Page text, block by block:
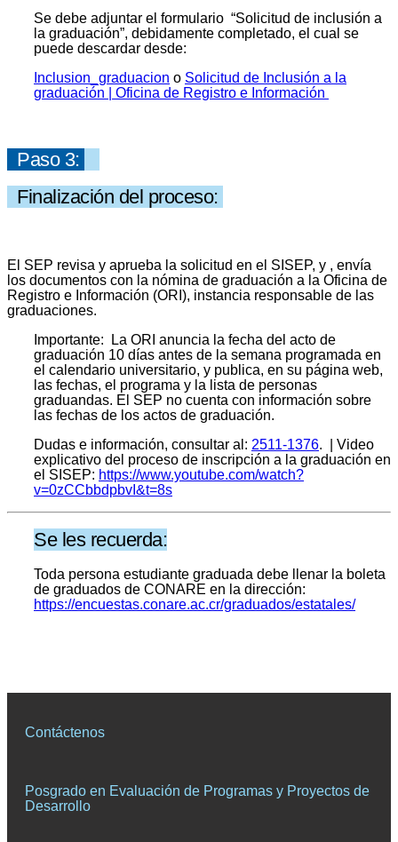
Se debe adjuntar el formulario “Solicitud de inclusión a
la graduación”, debidamente completado, el cual se
puede descardar desde:
Inclusion_graduacion o Solicitud de Inclusión a la
graduación | Oficina de Registro e Información
Paso 3:
Finalización del proceso:
El SEP revisa y aprueba la solicitud en el SISEP, y , envía
los documentos con la nómina de graduación a la Oficina de
Registro e Información (ORI), instancia responsable de las
graduaciones.
Importante: La ORI anuncia la fecha del acto de
graduación 10 días antes de la semana programada en
el calendario universitario, y publica, en su página web,
las fechas, el programa y la lista de personas
graduandas. El SEP no cuenta con información sobre
las fechas de los actos de graduación.
Dudas e información, consultar al: 2511-1376. | Video
explicativo del proceso de inscripción a la graduación en
el SISEP: https://www.youtube.com/watch?
v=0zCCbbdpbvI&t=8s
Se les recuerda:
Toda persona estudiante graduada debe llenar la boleta
de graduados de CONARE en la dirección:
https://encuestas.conare.ac.cr/graduados/estatales/
Contáctenos
Posgrado en Evaluación de Programas y Proyectos de
Desarrollo